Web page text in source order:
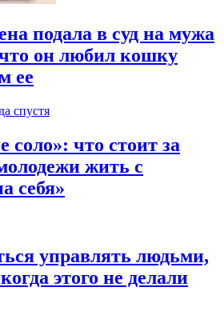
подала в суд на мужа
что он любил кошку
ее
спустя
соло»: что стоит за
жить с
себя»
управлять людьми,
этого не делали